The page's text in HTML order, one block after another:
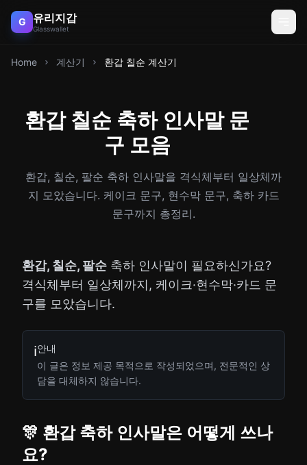
G 유리지갑
Glasswallet
Home 계산기 환갑 칠순 계산기
환갑 칠순 축하 인사말 문
구 모음
환갑, 칠순, 팔순 축하 인사말을 격식체부터 일상체까
지 모았습니다. 케이크 문구, 현수막 문구, 축하 카드
문구까지 총정리.
환갑, 칠순, 팔순 축하 인사말이 필요하신가요?
격식체부터 일상체까지, 케이크·현수막·카드 문
구를 모았습니다.
ℹ️안내
이 글은 정보 제공 목적으로 작성되었으며, 전문적인 상
담을 대체하지 않습니다.
🎊 환갑 축하 인사말은 어떻게 쓰나
요?